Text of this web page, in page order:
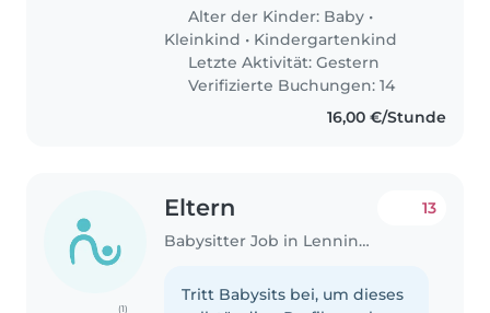
Alter der Kinder: Baby •
Kleinkind • Kindergartenkind
Letzte Aktivität: Gestern
Verifizierte Buchungen: 14
16,00 €/Stunde
(1)
Eltern
Babysitter Job in Lenningen
13
Tritt Babysits bei, um dieses